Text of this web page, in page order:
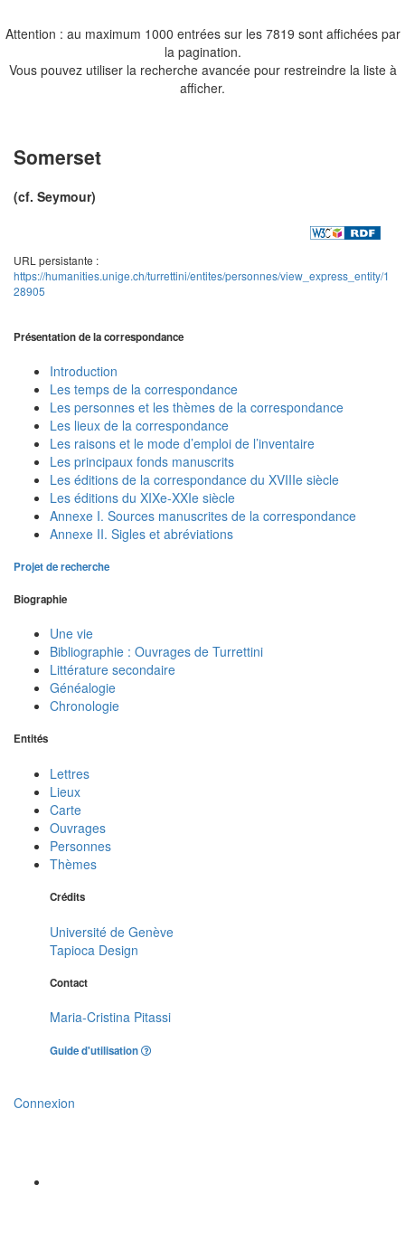
Attention : au maximum 1000 entrées sur les 7819 sont affichées par
la pagination.
Vous pouvez utiliser la recherche avancée pour restreindre la liste à
afficher.
Somerset
(cf. Seymour)
URL persistante :
https://humanities.unige.ch/turrettini/entites/personnes/view_express_entity/1
28905
Présentation de la correspondance
Introduction
Les temps de la correspondance
Les personnes et les thèmes de la correspondance
Les lieux de la correspondance
Les raisons et le mode d’emploi de l’inventaire
Les principaux fonds manuscrits
Les éditions de la correspondance du XVIIIe siècle
Les éditions du XIXe-XXIe siècle
Annexe I. Sources manuscrites de la correspondance
Annexe II. Sigles et abréviations
Projet de recherche
Biographie
Une vie
Bibliographie : Ouvrages de Turrettini
Littérature secondaire
Généalogie
Chronologie
Entités
Lettres
Lieux
Carte
Ouvrages
Personnes
Thèmes
Crédits
Université de Genève
Tapioca Design
Contact
Maria-Cristina Pitassi
Guide d'utilisation
Connexion